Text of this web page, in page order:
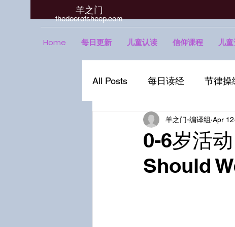
羊之门
​thedoorofsheep.com
Home 每日更新 儿童认读 信仰课程 儿
All Posts 每日读经 节律操
0-6岁活
Should
羊之门-编译组 Apr 12